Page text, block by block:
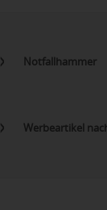
Notfallhammer
Werbeartikel